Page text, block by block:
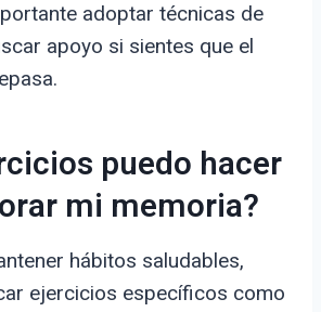
adoptar técnicas de
apoyo si sientes que el
puedo hacer
mi memoria?
hábitos saludables,
ejercicios específicos como